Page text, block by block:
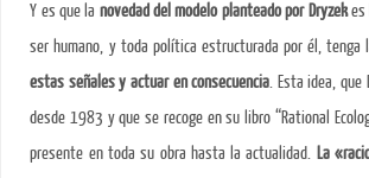
Y es que la novedad del modelo planteado por Dryzekes
ser humano, y toda política estructurada por él, tenga
estas señales y actuar en consecuencia. Esta idea, que
desde 1983 y que se recoge en su libro “Rational
presente en toda su obra hasta la actualidad. La